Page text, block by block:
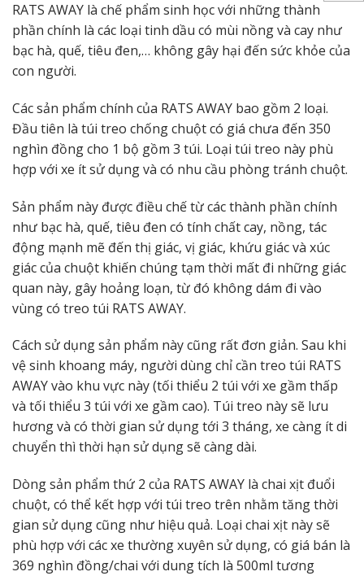
RATS AWAY là chế phẩm sinh học với những thành
phần chính là các loại tinh dầu có mùi nồng và cay như
bạc hà, quế, tiêu đen,… không gây hại đến sức khỏe của
con người.
Các sản phẩm chính của RATS AWAY bao gồm 2 loại.
Đầu tiên là túi treo chống chuột có giá chưa đến 350
nghìn đồng cho 1 bộ gồm 3 túi. Loại túi treo này phù
hợp với xe ít sử dụng và có nhu cầu phòng tránh chuột.
Sản phẩm này được điều chế từ các thành phần chính
như bạc hà, quế, tiêu đen có tính chất cay, nồng, tác
động mạnh mẽ đến thị giác, vị giác, khứu giác và xúc
giác của chuột khiến chúng tạm thời mất đi những giác
quan này, gây hoảng loạn, từ đó không dám đi vào
vùng có treo túi RATS AWAY.
Cách sử dụng sản phẩm này cũng rất đơn giản. Sau khi
vệ sinh khoang máy, người dùng chỉ cần treo túi RATS
AWAY vào khu vực này (tối thiểu 2 túi với xe gầm thấp
và tối thiểu 3 túi với xe gầm cao). Túi treo này sẽ lưu
hương và có thời gian sử dụng tới 3 tháng, xe càng ít di
chuyển thì thời hạn sử dụng sẽ càng dài.
Dòng sản phẩm thứ 2 của RATS AWAY là chai xịt đuổi
chuột, có thể kết hợp với túi treo trên nhằm tăng thời
gian sử dụng cũng như hiệu quả. Loại chai xịt này sẽ
phù hợp với các xe thường xuyên sử dụng, có giá bán là
369 nghìn đồng/chai với dung tích là 500ml tương